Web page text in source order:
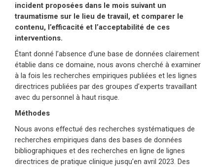
incident proposées dans le mois suivant un
traumatisme sur le lieu de travail, et comparer le
contenu, l’efficacité et l’acceptabilité de ces
interventions.
Étant donné l’absence d’une base de données clairement
établie dans ce domaine, nous avons cherché à examiner
à la fois les recherches empiriques publiées et les lignes
directrices publiées par des groupes d’experts travaillant
avec du personnel à haut risque.
Méthodes
Nous avons effectué des recherches systématiques de
recherches empiriques dans des bases de données
bibliographiques et des recherches en ligne de lignes
directrices de pratique clinique jusqu’en avril 2023. Des